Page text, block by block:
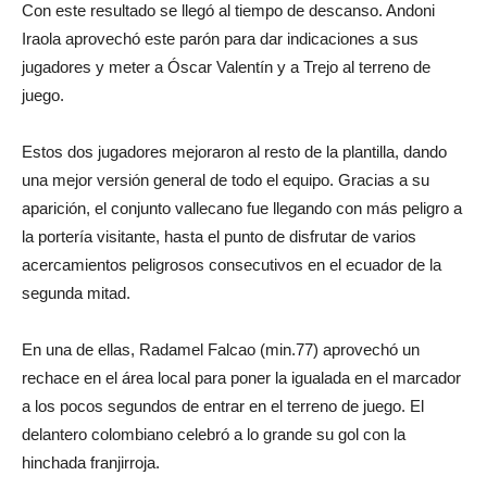
Con este resultado se llegó al tiempo de descanso. Andoni
Iraola aprovechó este parón para dar indicaciones a sus
jugadores y meter a Óscar Valentín y a Trejo al terreno de
juego.
Estos dos jugadores mejoraron al resto de la plantilla, dando
una mejor versión general de todo el equipo. Gracias a su
aparición, el conjunto vallecano fue llegando con más peligro a
la portería visitante, hasta el punto de disfrutar de varios
acercamientos peligrosos consecutivos en el ecuador de la
segunda mitad.
En una de ellas, Radamel Falcao (min.77) aprovechó un
rechace en el área local para poner la igualada en el marcador
a los pocos segundos de entrar en el terreno de juego. El
delantero colombiano celebró a lo grande su gol con la
hinchada franjirroja.